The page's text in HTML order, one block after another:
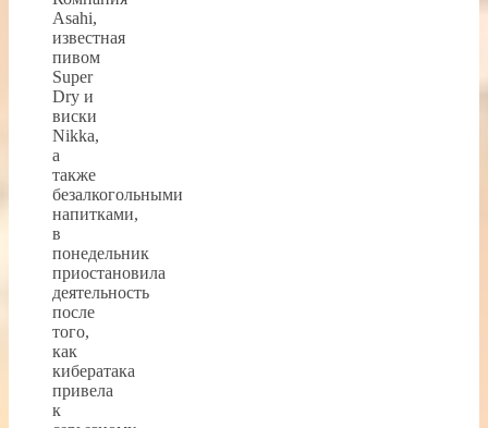
Asahi,
известная
пивом
Super
Dry и
виски
Nikka,
а
также
безалкогольными
напитками,
в
понедельник
приостановила
деятельность
после
того,
как
кибератака
привела
к